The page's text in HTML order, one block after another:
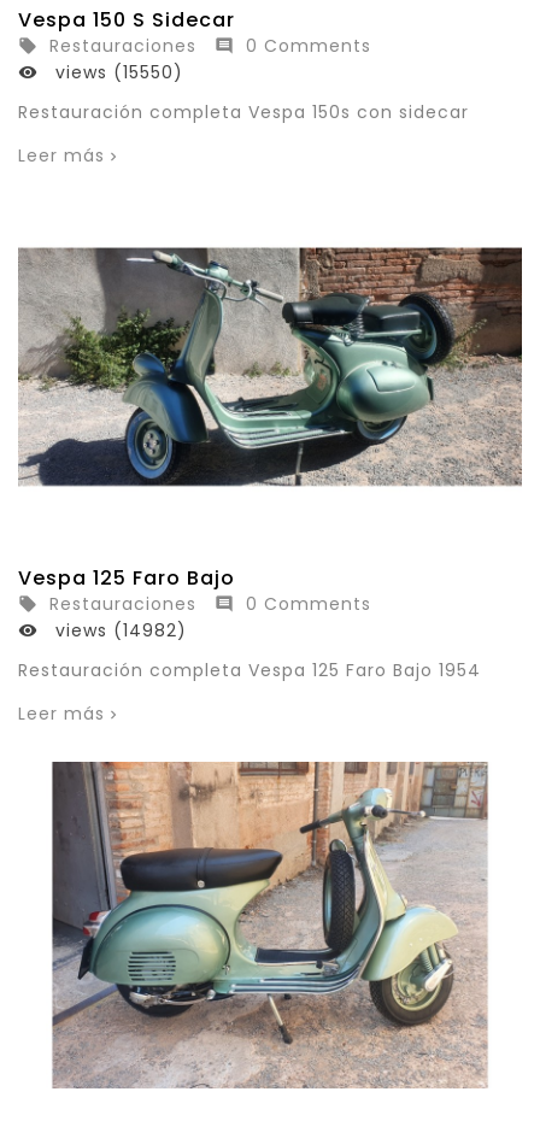
Vespa 150 S Sidecar
 Restauraciones  0 Comments

views (15550)
Restauración completa Vespa 150s con sidecar
Leer más
Vespa 125 Faro Bajo
 Restauraciones  0 Comments

views (14982)
Restauración completa Vespa 125 Faro Bajo 1954
Leer más